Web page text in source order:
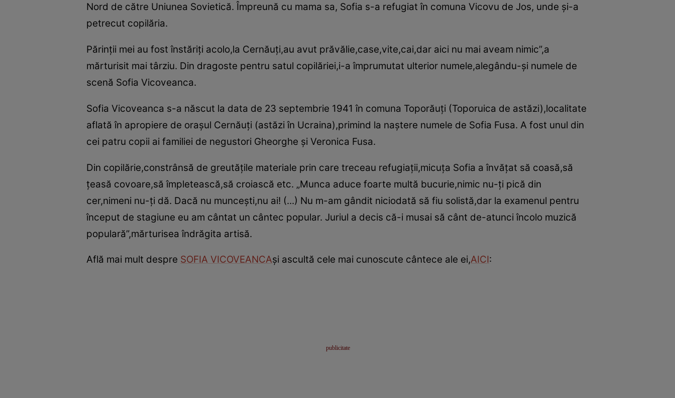
Nord de către Uniunea Sovietică. Împreună cu mama sa, Sofia s-a refugiat în comuna Vicovu de Jos, unde şi-a
petrecut copilăria.
Părinţii mei au fost înstăriţi acolo,la Cernăuţi,au avut prăvălie,case,vite,cai,dar aici nu mai aveam nimic”,a
mărturisit mai târziu. Din dragoste pentru satul copilăriei,i-a împrumutat ulterior numele,alegându-şi numele de
scenă Sofia Vicoveanca.
Sofia Vicoveanca s-a născut la data de 23 septembrie 1941 în comuna Toporăuţi (Toporuica de astăzi),localitate
aflată în apropiere de oraşul Cernăuţi (astăzi în Ucraina),primind la naştere numele de Sofia Fusa. A fost unul din
cei patru copii ai familiei de negustori Gheorghe şi Veronica Fusa.
Din copilărie,constrânsă de greutăţile materiale prin care treceau refugiaţii,micuţa Sofia a învăţat să coasă,să
ţeasă covoare,să împletească,să croiască etc. „Munca aduce foarte multă bucurie,nimic nu-ţi pică din
cer,nimeni nu-ţi dă. Dacă nu munceşti,nu ai! (...) Nu m-am gândit niciodată să fiu solistă,dar la examenul pentru
început de stagiune eu am cântat un cântec popular. Juriul a decis că-i musai să cânt de-atunci încolo muzică
populară”,mărturisea îndrăgita artisă.
Află mai mult despre SOFIA VICOVEANCAşi ascultă cele mai cunoscute cântece ale ei,AICI: